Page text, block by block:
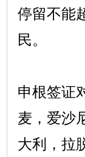
停留不能
民。
申根签证
麦，爱沙
大利，拉